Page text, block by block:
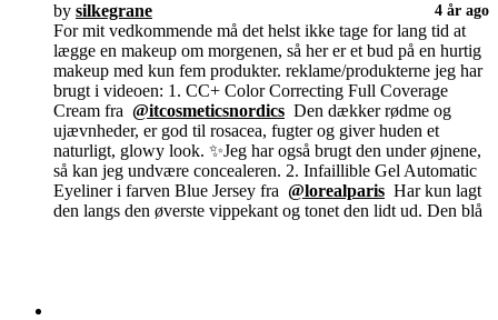
by silkegrane 4 år ago
For mit vedkommende må det helst ikke tage for lang tid at
lægge en makeup om morgenen, så her er et bud på en hurtig
makeup med kun fem produkter. reklame/produkterne jeg har
brugt i videoen: 1. CC+ Color Correcting Full Coverage
Cream fra @itcosmeticsnordics Den dækker rødme og
ujævnheder, er god til rosacea, fugter og giver huden et
naturligt, glowy look. ✨Jeg har også brugt den under øjnene,
så kan jeg undvære concealeren. 2. Infaillible Gel Automatic
Eyeliner i farven Blue Jersey fra @lorealparis Har kun lagt
den langs den øverste vippekant og tonet den lidt ud. Den blå